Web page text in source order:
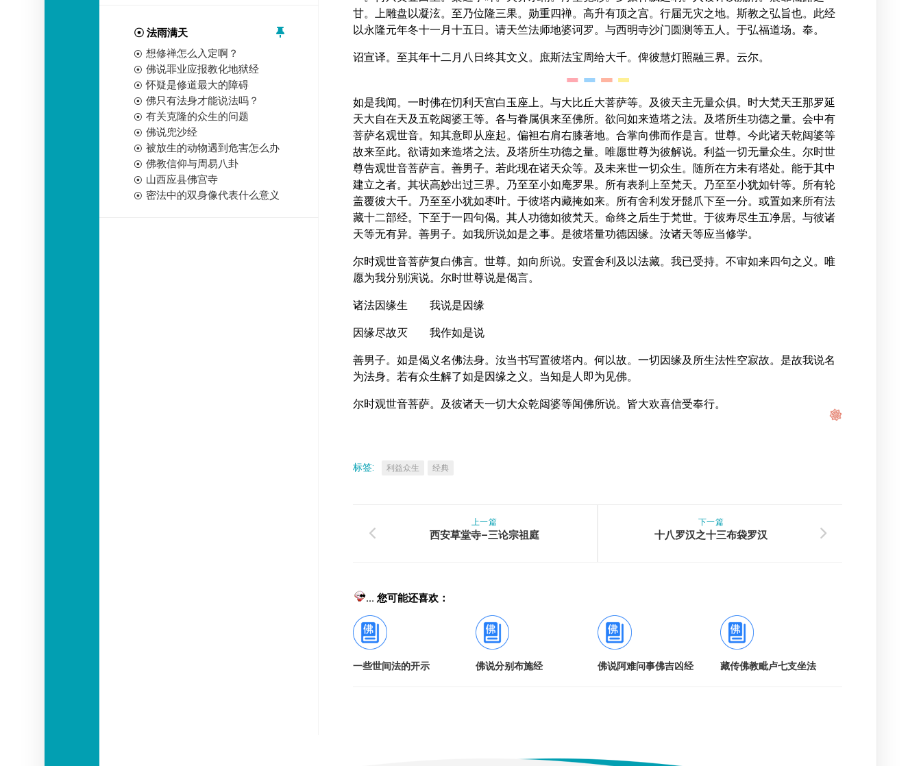
槃
部
大
集
部
经
集
部
教
部
史
传
甘。上雕盘以凝泫。至乃位隆三果。勋重四禅。高升有顶之宫。行届无灾之地。斯教之弘旨也。此经
以永隆元年冬十一月十五日。请天竺法师地婆诃罗。与西明寺沙门圆测等五人。于弘福道场。奉。
诏宣译。至其年十二月八日终其文义。庶斯法宝周给大千。俾彼慧灯照融三界。云尔。
如是我闻。一时佛在忉利天宫白玉座上。与大比丘大菩萨等。及彼天主无量众俱。时大梵天王那罗延
天大自在天及五乾闼婆王等。各与眷属俱来至佛所。欲问如来造塔之法。及塔所生功德之量。会中有
菩萨名观世音。知其意即从座起。偏袒右肩右膝著地。合掌向佛而作是言。世尊。今此诸天乾闼婆等
故来至此。欲请如来造塔之法。及塔所生功德之量。唯愿世尊为彼解说。利益一切无量众生。尔时世
尊告观世音菩萨言。善男子。若此现在诸天众等。及未来世一切众生。随所在方未有塔处。能于其中
建立之者。其状高妙出过三界。乃至至小如庵罗果。所有表刹上至梵天。乃至至小犹如针等。所有轮
盖覆彼大千。乃至至小犹如枣叶。于彼塔内藏掩如来。所有舍利发牙髭爪下至一分。或置如来所有法
藏十二部经。下至于一四句偈。其人功德如彼梵天。命终之后生于梵世。于彼寿尽生五净居。与彼诸
天等无有异。善男子。如我所说如是之事。是彼塔量功德因缘。汝诸天等应当修学。
尔时观世音菩萨复白佛言。世尊。如向所说。安置舍利及以法藏。我已受持。不审如来四句之义。唯
愿为我分别演说。尔时世尊说是偈言。
诸法因缘生 我说是因缘
因缘尽故灭 我作如是说
善男子。如是偈义名佛法身。汝当书写置彼塔内。何以故。一切因缘及所生法性空寂故。是故我说名
为法身。若有众生解了如是因缘之义。当知是人即为见佛。
尔时观世音菩萨。及彼诸天一切大众乾闼婆等闻佛所说。皆大欢喜信受奉行。
标签: 利益众生 经典
下一篇
十八罗汉之十三布袋罗汉
上一篇
西安草堂寺–三论宗祖庭
... 您可能还喜欢：
一些世间法的开示 佛说分别布施经 佛说阿难问事佛吉凶经 藏传佛教毗卢七支坐法
☉ 法雨满天
想修禅怎么入定啊？
佛说罪业应报教化地狱经
怀疑是修道最大的障碍
佛只有法身才能说法吗？
有关克隆的众生的问题
佛说兜沙经
被放生的动物遇到危害怎么办
佛教信仰与周易八卦
山西应县佛宫寺
密法中的双身像代表什么意义